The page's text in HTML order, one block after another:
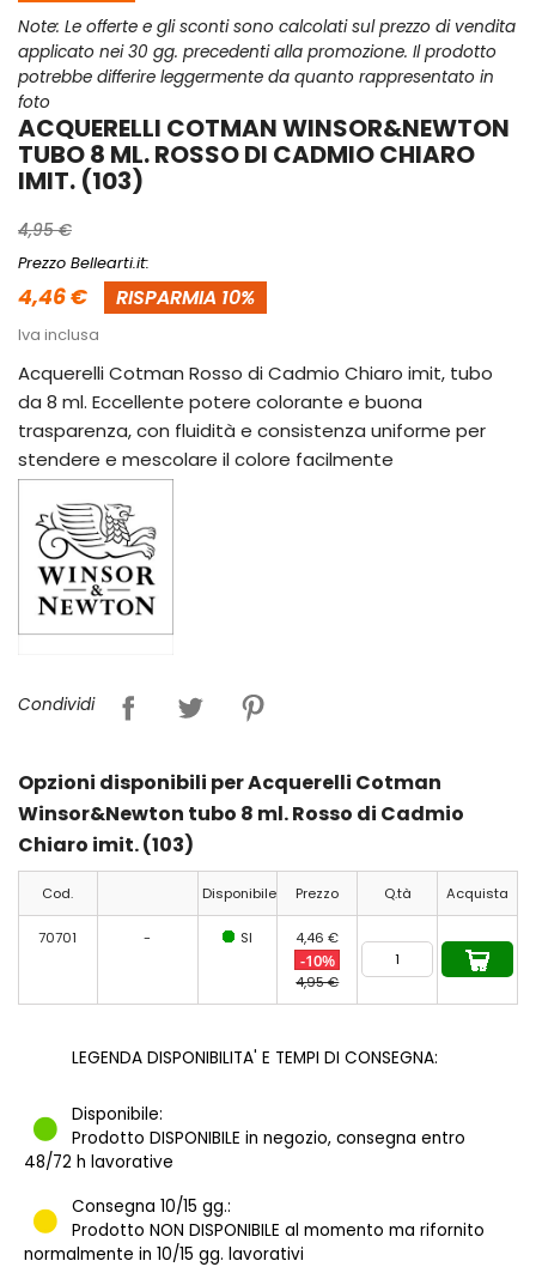
Note: Le offerte e gli sconti sono calcolati sul prezzo di vendita
applicato nei 30 gg. precedenti alla promozione. Il prodotto
potrebbe differire leggermente da quanto rappresentato in
foto
ACQUERELLI COTMAN WINSOR&NEWTON
TUBO 8 ML. ROSSO DI CADMIO CHIARO
IMIT. (103)
4,95 €
Prezzo Bellearti.it:
4,46 € RISPARMIA 10%
Iva inclusa
Acquerelli Cotman Rosso di Cadmio Chiaro imit, tubo
da 8 ml. Eccellente potere colorante e buona
trasparenza, con fluidità e consistenza uniforme per
stendere e mescolare il colore facilmente
Condividi
Opzioni disponibili per Acquerelli Cotman
Winsor&Newton tubo 8 ml. Rosso di Cadmio
Chiaro imit. (103)
Cod. Disponibile Prezzo Q.tà Acquista
70701 - SI 4,46 €
-10%
4,95 €
LEGENDA DISPONIBILITA' E TEMPI DI CONSEGNA:
Disponibile:
Prodotto DISPONIBILE in negozio, consegna entro
48/72 h lavorative
Consegna 10/15 gg.:
Prodotto NON DISPONIBILE al momento ma rifornito
normalmente in 10/15 gg. lavorativi